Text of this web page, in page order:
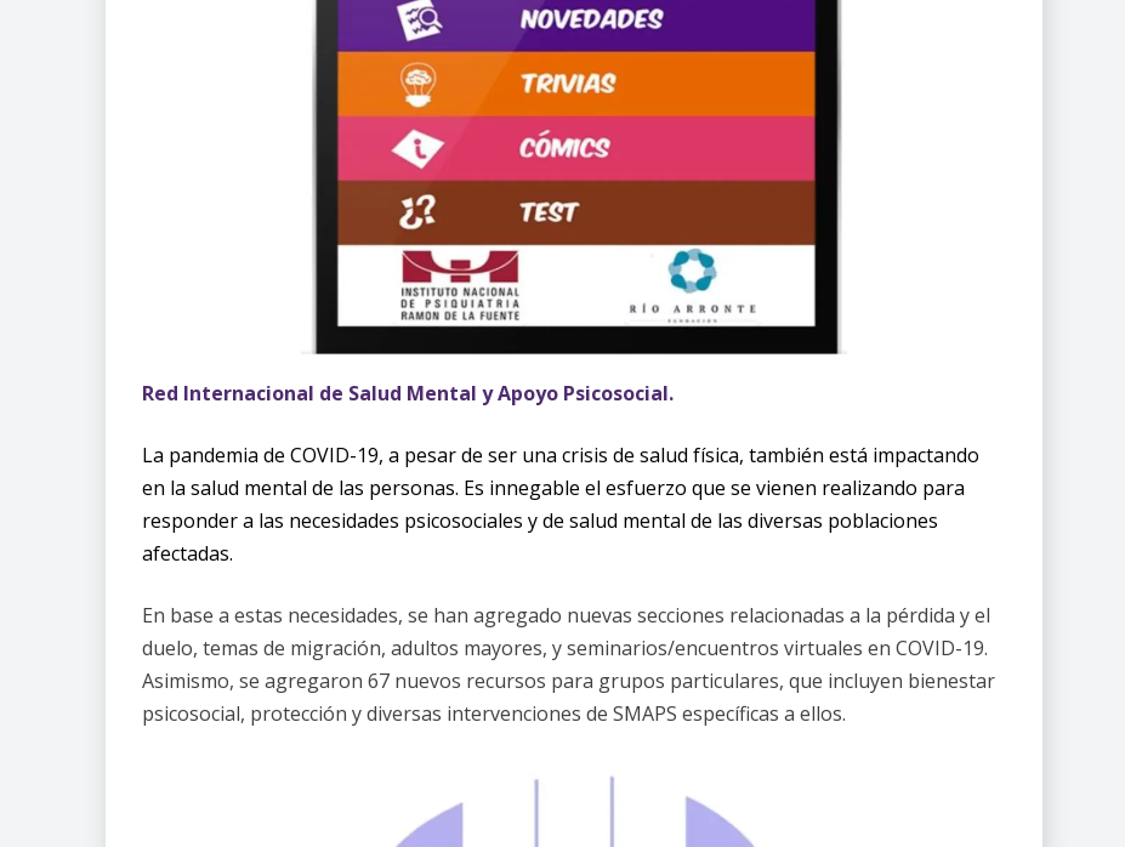
Red Internacional de Salud Mental y Apoyo Psicosocial.
La pandemia de COVID-19, a pesar de ser una crisis de salud física, también está impactando
en la salud mental de las personas. Es innegable el esfuerzo que se vienen realizando para
responder a las necesidades psicosociales y de salud mental de las diversas poblaciones
afectadas.
En base a estas necesidades, se han agregado nuevas secciones relacionadas a la pérdida y el
duelo, temas de migración, adultos mayores, y seminarios/encuentros virtuales en COVID-19.
Asimismo, se agregaron 67 nuevos recursos para grupos particulares, que incluyen bienestar
psicosocial, protección y diversas intervenciones de SMAPS específicas a ellos.